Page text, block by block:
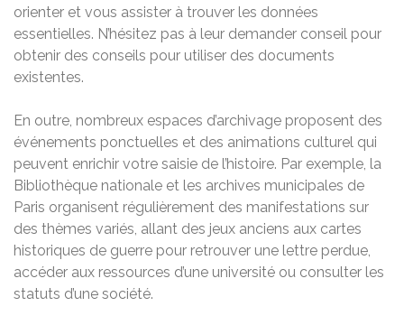
orienter et vous assister à trouver les données
essentielles. N’hésitez pas à leur demander conseil pour
obtenir des conseils pour utiliser des documents
existentes.
En outre, nombreux espaces d’archivage proposent des
événements ponctuelles et des animations culturel qui
peuvent enrichir votre saisie de l’histoire. Par exemple, la
Bibliothèque nationale et les archives municipales de
Paris organisent régulièrement des manifestations sur
des thèmes variés, allant des jeux anciens aux cartes
historiques de guerre pour retrouver une lettre perdue,
accéder aux ressources d’une université ou consulter les
statuts d’une société.